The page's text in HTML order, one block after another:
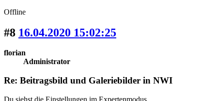
Offline
#8 16.04.2020 15:02:25
florian
Administrator
Re: Beitragsbild und Galeriebilder in NWI
Du siehst die Einstellungen im Expertenmodus.